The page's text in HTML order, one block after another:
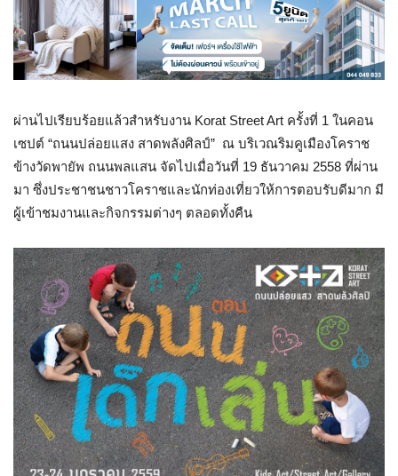
ผ่านไปเรียบร้อยแล้วสำหรับงาน Korat Street Art ครั้งที่ 1 ในคอน
เซปต์ “ถนนปล่อยแสง สาดพลังศิลป์” ณ บริเวณริมคูเมืองโคราช
ข้างวัดพายัพ ถนนพลแสน จัดไปเมื่อวันที่ 19 ธันวาคม 2558 ที่ผ่าน
มา ซึ่งประชาชนชาวโคราชและนักท่องเที่ยวให้การตอบรับดีมาก มี
ผู้เข้าชมงานและกิจกรรมต่างๆ ตลอดทั้งคืน